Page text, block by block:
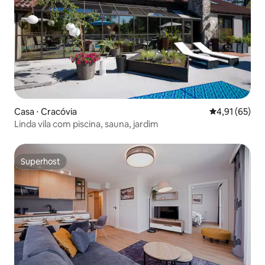
Casa ⋅ Cracóvia 4,91 de uma
4,91 (65)
Linda vila com piscina, sauna, jardim
Superhost
Superhost